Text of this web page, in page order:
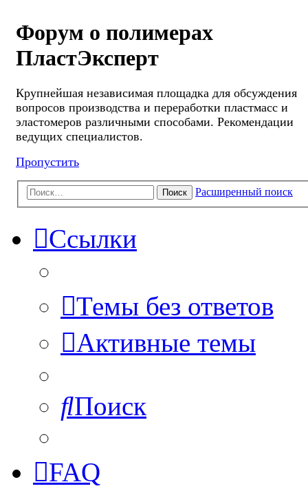
Форум о полимерах
ПластЭксперт
Крупнейшая независимая площадка для обсуждения
вопросов производства и переработки пластмасс и
эластомеров различными способами. Рекомендации
ведущих специалистов.
Пропустить
Поиск Расширенный поиск
Ссылки
Темы без ответов
Активные темы
Поиск
FAQ